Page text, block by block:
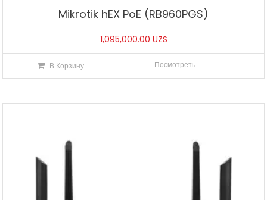
Mikrotik hEX PoE (RB960PGS)
1,095,000.00 UZS
В Корзину Посмотреть